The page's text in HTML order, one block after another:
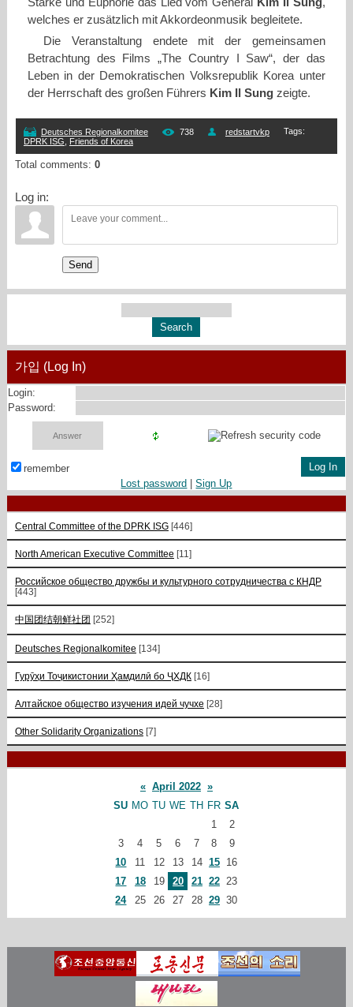
Stärke und Euphorie das Lied vom General
Kim Il Sung,
welches er zusätzlich mit Akkordeonmusik begleitete.
Die Veranstaltung endete mit der gemeinsamen
Betrachtung des Films „The Country I Saw“, der das
Leben in der Demokratischen Volksrepublik Korea unter
der Herrschaft des großen Führers Kim Il Sungzeigte.
Deutsches Regionalkomitee 738 redstartvkp Tags:
DPRK ISG
Friends of Korea
Total comments: 0
Log in:
Send
가입 (Log In)
Login:
Password:
remember
Lost password |Sign Up
Central Committee of the DPRK ISG [446]
North American Executive Committee [11]
Российское общество дружбы и культурного сотрудничества с КНДР
[443]
中国团结朝鲜社团 [252]
Deutsches Regionalkomitee [134]
Гурӯҳи Тоҷикистонии Ҳамдилӣ бо ҶХДК [16]
Алтайское общество изучения идей чучхе [28]
Other Solidarity Organizations [7]
« April 2022 »
SU MO TU WE TH FR SA
1
2
3
4 5 6 7 8
9
10
11 12 13 14 15
16
17
18 19 20 21 22 23
24
25 26 27 28 29 30